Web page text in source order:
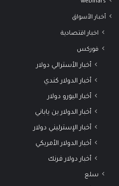
أخبار الأسواق
اخبار اقتصادية
فوركس
أخبار الأسترالي دولار
أخبار الدولار كندي
أخبار اليورو دولار
أخبار الدولار ين ياباني
أخبار الإسترليني دولار
أخبار الدولار الأمريكي
أخبار دولار فرنك
سلع